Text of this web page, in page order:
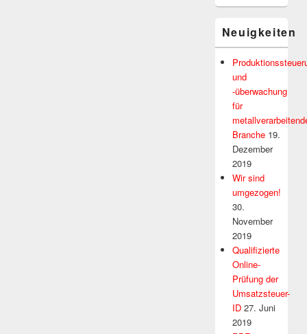
Neuigkeiten
und
-überwachung
für
Branche 19.
Dezember
2019
Wir sind
umgezogen!
30.
November
2019
Qualifizierte
Online-
Prüfung der
Umsatzsteuer-
ID 27. Juni
2019